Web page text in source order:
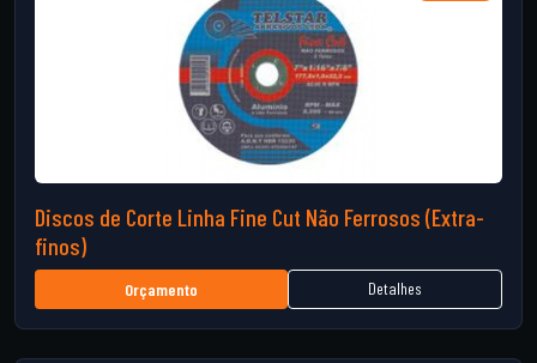
Discos de Corte Linha Fine Cut Não Ferrosos (Extra-
finos)
Orçamento Detalhes